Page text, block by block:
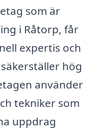
som är
i Råtorp, får
expertis och
hög
använder
tekniker som
uppdrag